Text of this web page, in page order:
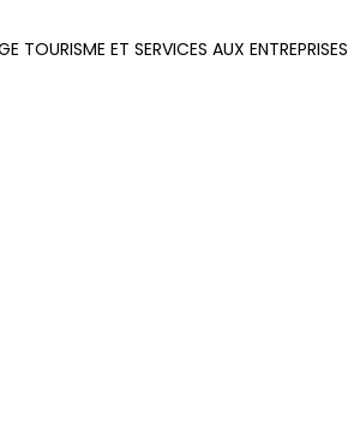
TOURISME ET SERVICES AUX ENTREPRISES